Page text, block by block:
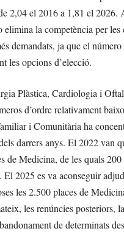
2,04 el 2016 a 1,81 el 2026.
elimina la competència per les
demandats, ja que el número
les opcions d’elecció.
Plàstica, Cardiologia i
d’ordre relativament
i Comunitària ha
darrers anys. El 2022 van
de Medicina, de les quals 200
El 2025 es va aconseguir
les 2.500 places de
les renúncies posteriors,
de determinats